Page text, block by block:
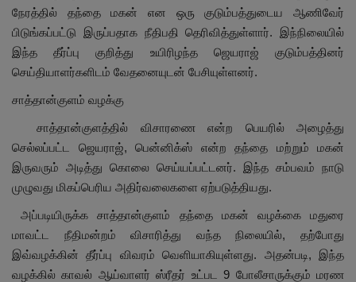
விளையாட்டு
கிரைம்
நேரத்தில் தந்தை மகன் என ஒரு குடும்பத்துடைய ஆணிவேர்
பிடுங்கப்பட்டு இருப்பதாக நீதிபதி தெரிவித்துள்ளார். இந்நிலையில்
இந்த தீர்ப்பு குறித்து உயிரிழந்த ஜெயராஜ் குடும்பத்தினர்
செய்தியாளர்களிடம் வேதனையுடன் பேசியுள்ளனர்.
சாத்தான்குளம் வழக்கு
சாத்தான்குளத்தில் விசாரணை என்ற பெயரில் அழைத்து
செல்லப்பட்ட ஜெயராஜ், பென்னிக்ஸ் என்ற தந்தை மற்றும் மகன்
இருவரும் அடித்து கொலை செய்யப்பட்டனர். இந்த சம்பவம் நாடு
முழுவது மிகப்பெரிய அதிர்வலைகளை ஏற்படுத்தியது.
அப்படியிருக்க சாத்தான்குளம் தந்தை மகன் வழக்கை மதுரை
மாவட்ட நீதிமன்றம் விசாரித்து வந்த நிலையில், தற்போது
இவ்வழக்கின் தீர்ப்பு விவரம் வெளியாகியுள்ளது. அதன்படி, இந்த
வழக்கில் காவல் ஆய்வாளர் ஸ்ரீதர் உட்பட9 போலீசாருக்கும் மரண